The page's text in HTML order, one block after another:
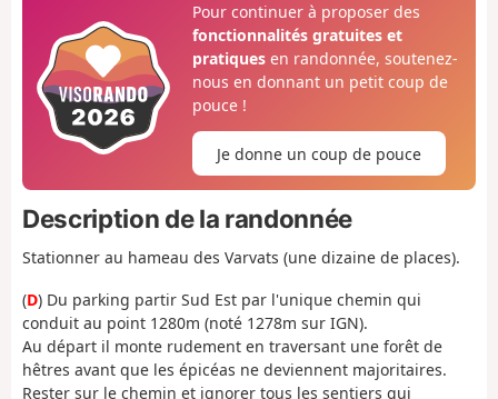
Pour continuer à proposer des
fonctionnalités gratuites et
pratiquesen randonnée, soutenez-
nous en donnant un petit coup de
pouce !
Je donne un coup de pouce
Description de la randonnée
Stationner au hameau des Varvats (une dizaine de places).
(D) Du parking partir Sud Est par l'unique chemin qui
conduit au point 1280m (noté 1278m sur IGN).
Au départ il monte rudement en traversant une forêt de
hêtres avant que les épicéas ne deviennent majoritaires.
Rester sur le chemin et ignorer tous les sentiers qui